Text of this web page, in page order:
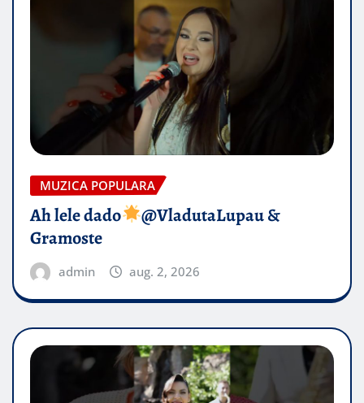
MUZICA POPULARA
Ah lele dado​
@VladutaLupau &
Gramoste
admin aug. 2, 2026